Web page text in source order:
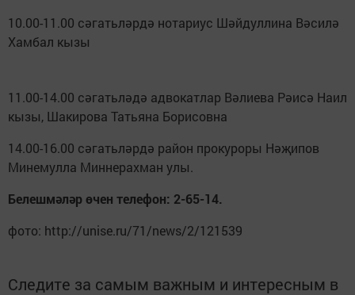
10.00-11.00 сәгатьләрдә нотариус Шәйдуллина Вәсилә
Хамбал кызы
11.00-14.00 сәгатьләдә адвокатлар Вәлиева Рәисә Наил
кызы, Шакирова Татьяна Борисовна
14.00-16.00 сәгатьләрдә район прокуроры Нәҗипов
Минемулла Миннерахман улы.
Белешмәләр өчен телефон: 2-65-14.
фото: http://unise.ru/71/news/2/121539
Следите за самым важным и интересным в